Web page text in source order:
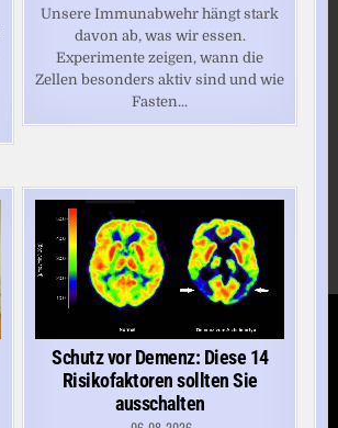
Unsere Immunabwehr hängt stark
davon ab, was wir essen.
Experimente zeigen, wann die
Zellen besonders aktiv sind und wie
Fasten...
Schutz vor Demenz: Diese 14
Risikofaktoren sollten Sie
ausschalten